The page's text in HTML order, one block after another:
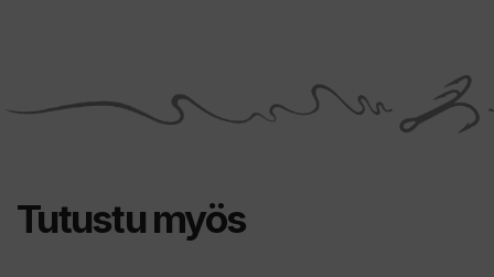
Tutustu myös